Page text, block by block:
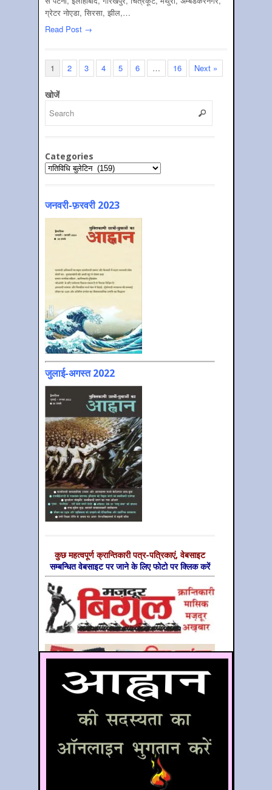
ग्रेटर नोएडा, सिरसा, झील,…
Read Post →
1 2 3 4 5 6 … 16 Next »
खोजें
Categories
Categories
जनवरी-फ़रवरी 2023
जुलाई-अगस्त 2022
कुछ महत्‍वपूर्ण क्रान्तिकारी पत्र-पत्रिकाएं, वेबसाइट
सम्‍बन्धित वेबसाइट पर जाने के लिए फोटो पर क्लिक करें